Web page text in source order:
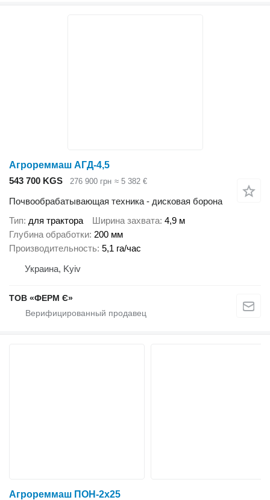
Агрореммаш АГД-4,5
543 700 KGS
276 900 грн ≈ 5 382 €
Почвообрабатывающая техника - дисковая борона
Тип для трактора Ширина захвата 4,9 м
Глубина обработки 200 мм
Производительность 5,1 га/час
Украина, Kyiv
ТОВ «ФЕРМ Є»
Агрореммаш ПОН-2х25